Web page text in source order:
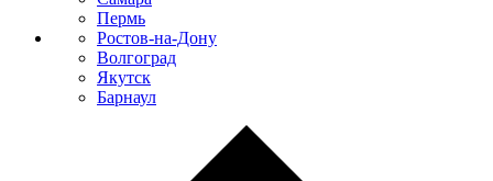
Пермь
Ростов-на-Дону
Волгоград
Якутск
Барнаул